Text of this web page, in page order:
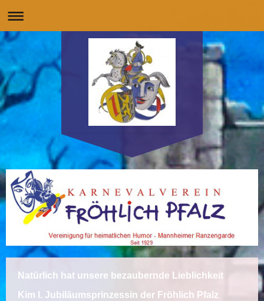
Natürlich hat unsere bezaubernde Lieblichkeit
Kim I. Jubiläumsprinzessin der Fröhlich Pfalz